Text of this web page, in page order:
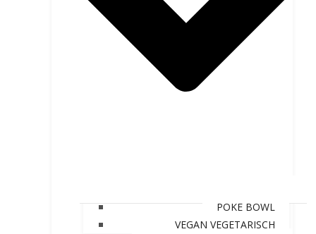
POKE BOWL
VEGAN VEGETARISCH